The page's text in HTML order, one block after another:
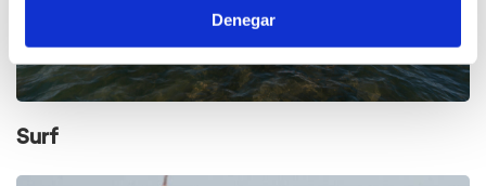
Denegar
Surf